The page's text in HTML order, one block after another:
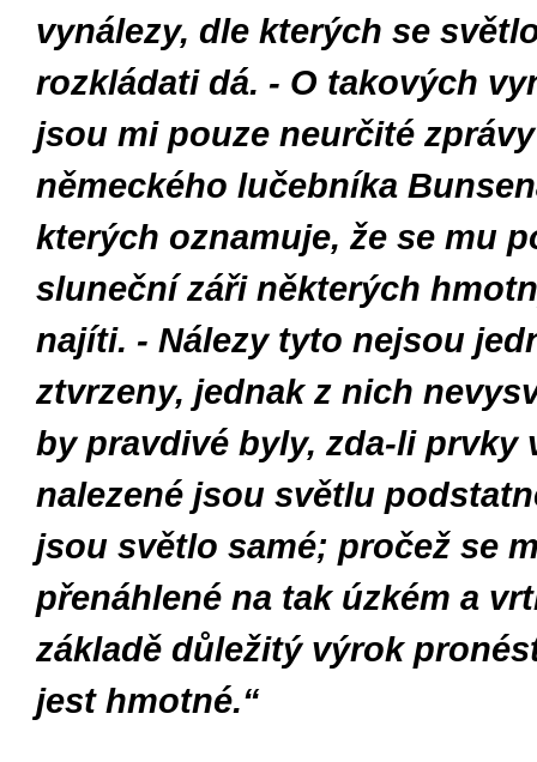
vynálezy, dle kterých se
rozkládati dá. - O takových
jsou mi pouze neurčité zprávy
německého lučebníka
kterých oznamuje, že se mu
sluneční záři některých
najíti. - Nálezy tyto nejsou
ztvrzeny, jednak z nich
by pravdivé byly, zda-li prvky
nalezené jsou světlu
jsou světlo samé; pročež se
přenáhlené na tak úzkém a
základě důležitý výrok
jest hmotné.“